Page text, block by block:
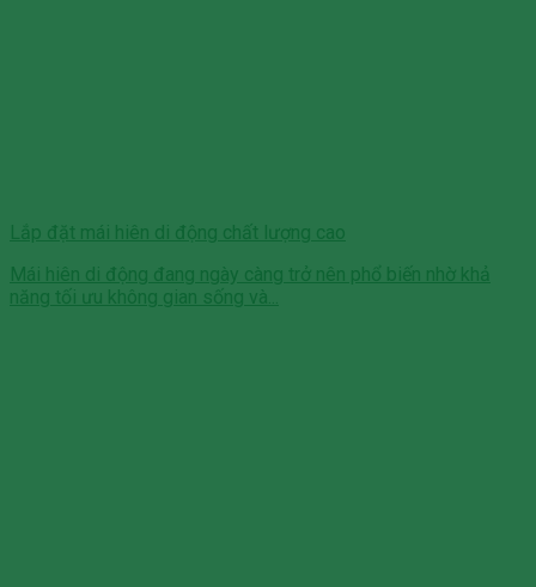
Lắp đặt mái hiên di động chất lượng cao
Mái hiên di động đang ngày càng trở nên phổ biến nhờ khả
năng tối ưu không gian sống và...